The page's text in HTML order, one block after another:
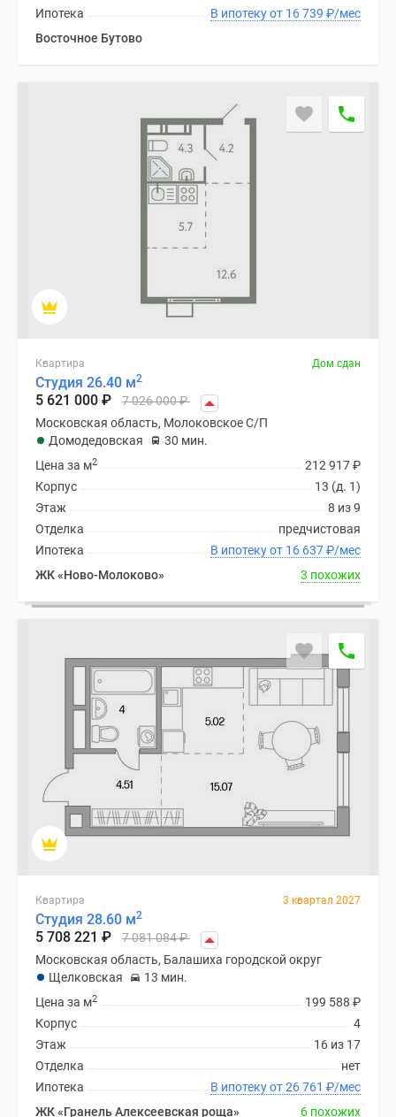
Москве
ипотека
Дома
коттеджи
Коттеджные
поселки
Новой
Москве
Готовые
коттеджные
поселки
Строящиеся
поселки
водоема
Коттеджные
центры
Коттеджи
Скидки
акции
В ипотеку от 16 739 ₽/мес
Ипотека
Восточное Бутово
Квартира Дом сдан
Студия 26.40 м2
5 621 000 ₽ 7 026 000₽
Московская область, Молоковское С/П
Домодедовская
30 мин.
212 917₽
Цена за м2
13 (д. 1)
Корпус
8 из 9
Этаж
предчистовая
Отделка
В ипотеку от 16 637₽/мес
Ипотека
ЖК «Ново-Молоково»
3 похожих
Квартира 3 квартал 2027
Студия 28.60 м2
5 708 221 ₽ 7 081 084₽
Московская область, Балашиха городской округ
Щелковская
13 мин.
199 588 ₽
Цена за м2
4
Корпус
16 из 17
Этаж
нет
Отделка
В ипотеку от 26 761 ₽/мес
Ипотека
ЖК «Гранель Алексеевская роща»
6 похожих